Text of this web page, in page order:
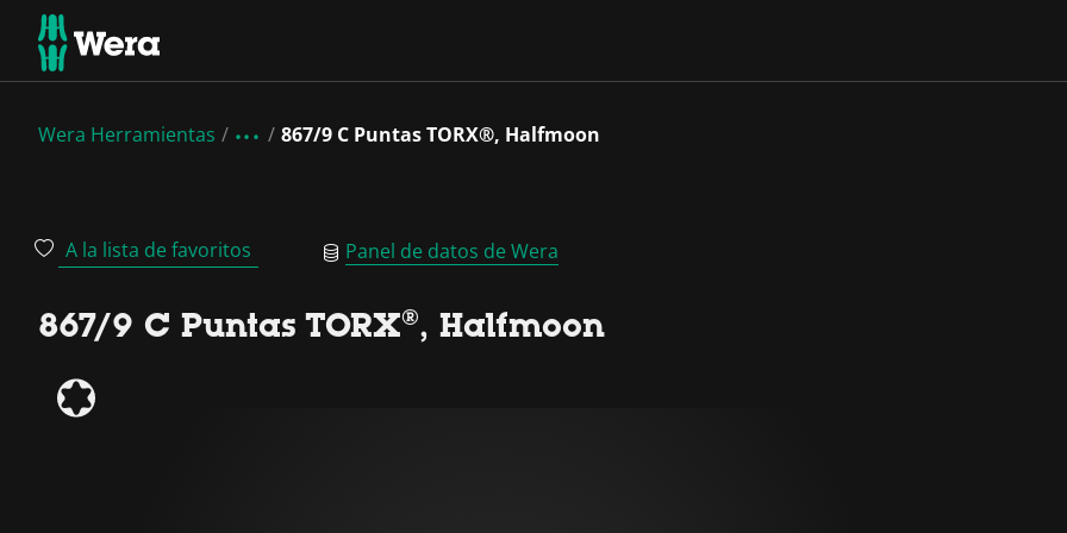
Wera Herramientas 867/9 C Puntas TORX®, Halfmoon
A la lista de favoritos Panel de datos de Wera
867/9 C Puntas TORX®, Halfmoon